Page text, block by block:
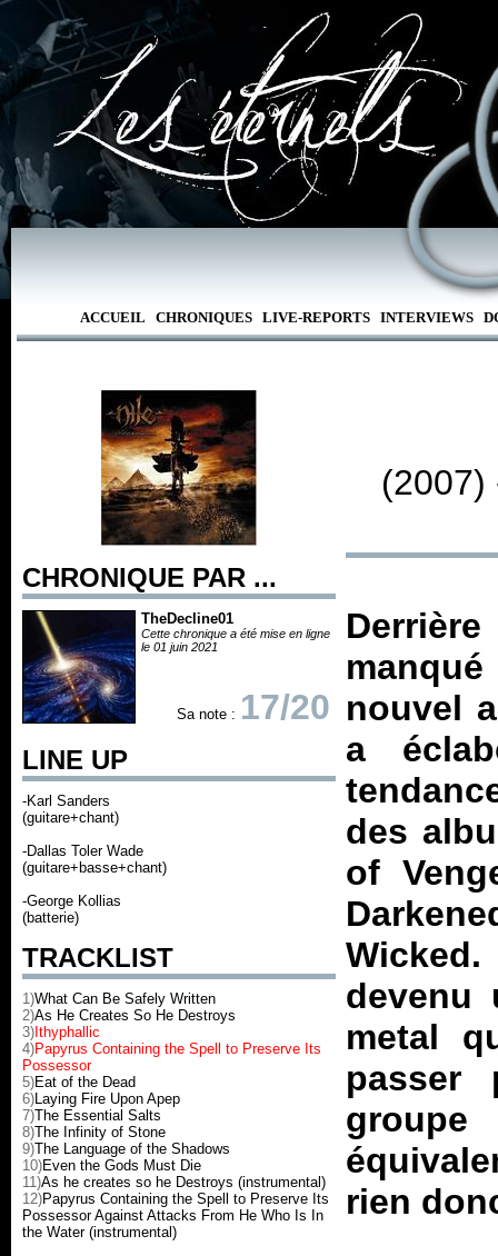
ACCUEIL CHRONIQUES LIVE-REPORTS INTERVIEWS
CHRONIQUE PAR ...
TheDecline01
Cette chronique a été mise en ligne
le 01 juin 2021
Sa note : 17/20
LINE UP
-Karl Sanders
(guitare+chant)
-Dallas Toler Wade
(guitare+basse+chant)
-George Kollias
(batterie)
TRACKLIST
1)What Can Be Safely Written
2)As He Creates So He Destroys
3) Ithyphallic
4)Papyrus Containing the Spell to Preserve Its
Possessor
5)Eat of the Dead
6)Laying Fire Upon Apep
7)The Essential Salts
8)The Infinity of Stone
9)The Language of the Shadows
10)Even the Gods Must Die
11)As he creates so he Destroys (instrumental)
12)Papyrus Containing the Spell to Preserve Its
Possessor Against Attacks From He Who Is In
the Water (instrumental)
nouvel
a
des
of
Wicked.
devenu
metal
passer
rien